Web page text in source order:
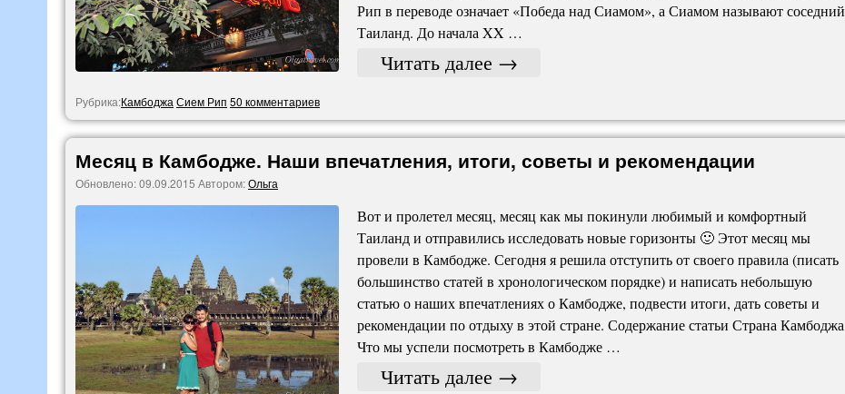
Рип в переводе означает «Победа над Сиамом», а Сиамом называют соседний
Таиланд. До начала XX …
Читать далее →
Рубрика:Камбоджа Сием Рип 50 комментариев
Месяц в Камбодже. Наши впечатления, итоги, советы и рекомендации
Обновлено:09.09.2015 Автором:Ольга
Вот и пролетел месяц, месяц как мы покинули любимый и комфортный
Таиланд и отправились исследовать новые горизонты 🙂 Этот месяц мы
провели в Камбодже. Сегодня я решила отступить от своего правила (писать
большинство статей в хронологическом порядке) и написать небольшую
статью о наших впечатлениях о Камбодже, подвести итоги, дать советы и
рекомендации по отдыху в этой стране. Содержание статьи Страна Камбоджа
Что мы успели посмотреть в Камбодже …
Читать далее →